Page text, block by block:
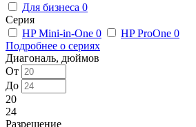
Для бизнеса 0
Серия
HP Mini-in-One 0 HP ProOne 0
Подробнее о сериях
Диагональ, дюймов
От
До
20
24
Разрешение